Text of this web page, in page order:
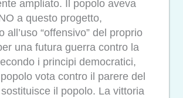
ampliato. Il popolo aveva
a questo progetto,
all’uso “offensivo” del proprio
una futura guerra contro la
i principi democratici,
vota contro il parere del
il popolo. La vittoria